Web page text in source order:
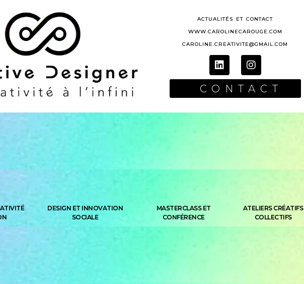
ACTUALITÉS ET CONTACT
WWW.CAROLINECAROUGE.COM
CAROLINE.CREATIVITE@GMAIL.COM
CONTACT
DESIGN ET INNOVATION
SOCIALE
MASTERCLASS ET
CONFÉRENCE
ATELIERS CRÉATIFS
COLLECTIFS